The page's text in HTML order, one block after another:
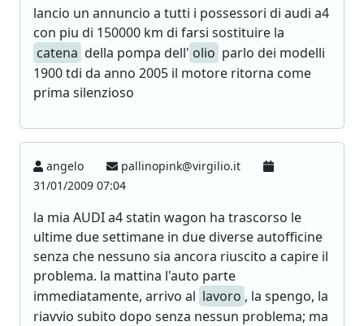
lancio un annuncio a tutti i possessori di audi a4
con piu di 150000 km di farsi sostituire la
catena della pompa dell' olio parlo dei modelli
1900 tdi da anno 2005 il motore ritorna come
prima silenzioso
angelo
pallinopink@virgilio.it
31/01/2009 07:04
la mia AUDI a4 statin wagon ha trascorso le
ultime due settimane in due diverse autofficine
senza che nessuno sia ancora riuscito a capire il
problema. la mattina l'auto parte
immediatamente, arrivo al lavoro , la spengo, la
riavvio subito dopo senza nessun problema; ma